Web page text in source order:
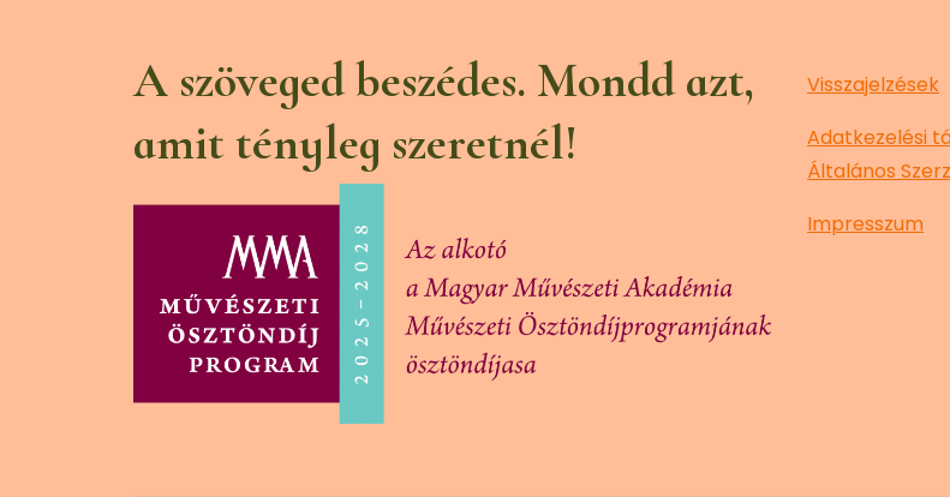
A szöveged beszédes. Mondd azt,
amit tényleg szeretnél!
Visszajelzések
Adatkezelési
Általános
Impresszum